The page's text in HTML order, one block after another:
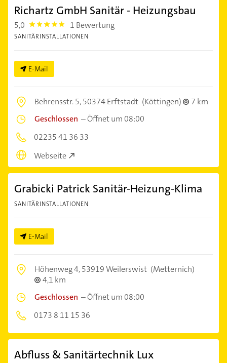
Richartz GmbH Sanitär - Heizungsbau
5,0 5.0 1 Bewertung
SANITÄRINSTALLATIONEN
E-Mail
Behrensstr. 5,50374 Erftstadt (Köttingen)
7 km
Geschlossen –Öffnet um 08:00
02235 41 36 33
Webseite
Grabicki Patrick Sanitär-Heizung-Klima
SANITÄRINSTALLATIONEN
E-Mail
Höhenweg 4,53919 Weilerswist (Metternich)
4,1 km
Geschlossen –Öffnet um 08:00
0173 8 11 15 36
Abfluss & Sanitärtechnik Lux